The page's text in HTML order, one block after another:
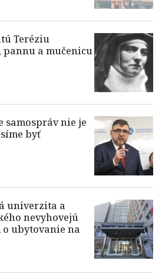
Teréziu
a mučenicu
samospráv nie je
byť
univerzita a
nevyhovejú
ubytovanie na